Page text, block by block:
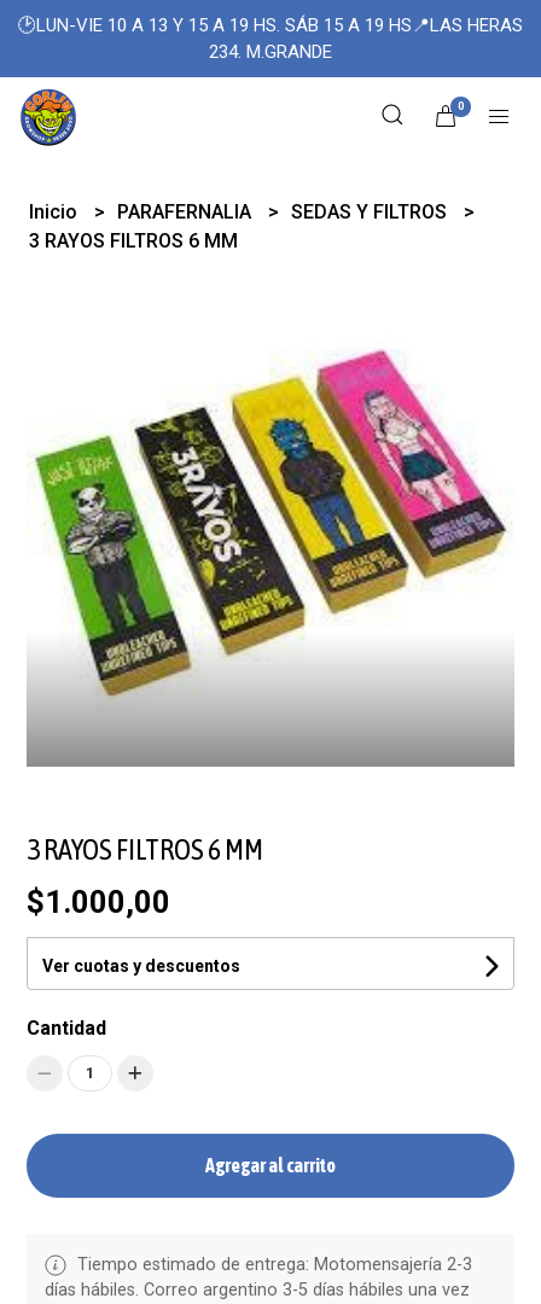
🕑LUN-VIE 10 A 13 Y 15 A 19 HS. SÁB 15 A 19 HS📍LAS HERAS
234. M.GRANDE
0
Inicio PARAFERNALIA
SEDAS Y FILTROS
3 RAYOS FILTROS 6 MM
3 RAYOS FILTROS 6 MM
$1.000,00
Ver cuotas y descuentos
Cantidad
1
Agregar al carrito
Tiempo estimado de entrega: Motomensajería 2-3
días hábiles. Correo argentino 3-5 días hábiles una vez